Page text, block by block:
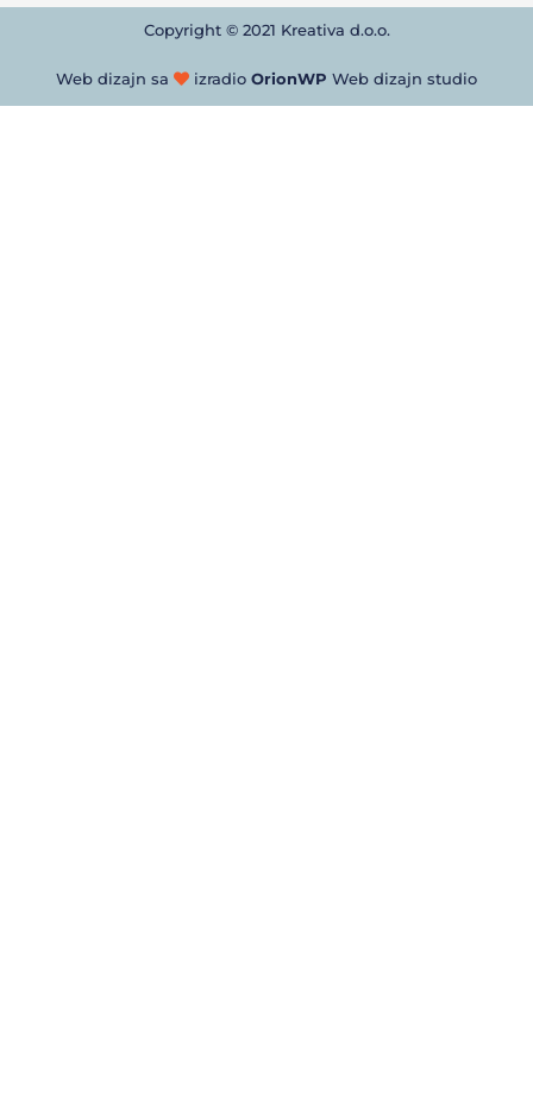
Copyright © 2021 Kreativa d.o.o.
Web dizajn sa izradio OrionWP Web dizajn studio